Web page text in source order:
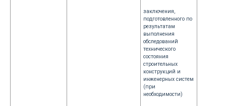
заключения,
подготовленного по
результатам
выполнения
обследований
технического
состояния
строительных
конструкций и
инженерных систем
(при
необходимости)